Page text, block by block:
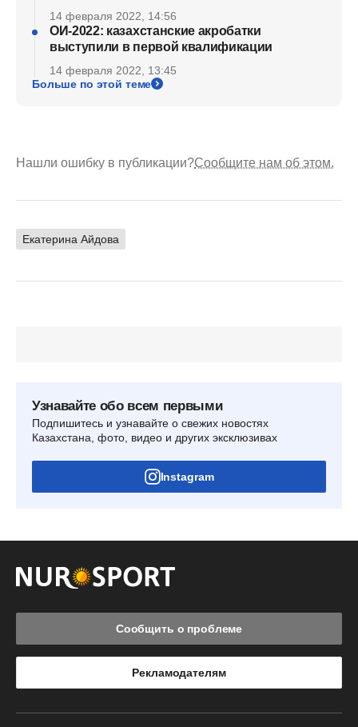
14 февраля 2022, 14:56
ОИ-2022: казахстанские акробатки
выступили в первой квалификации
14 февраля 2022, 13:45
Больше по этой теме
Нашли ошибку в публикации?Сообщите нам об этом.
Екатерина Айдова
Узнавайте обо всем первыми
Подпишитесь и узнавайте о свежих новостях
Казахстана, фото, видео и других эксклюзивах
Instagram
Сообщить о проблеме
Рекламодателям